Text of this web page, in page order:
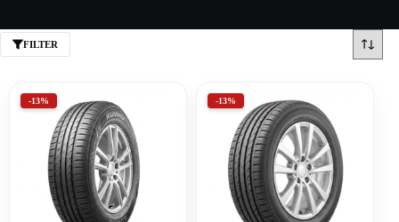
FILTER
-13% -13%